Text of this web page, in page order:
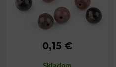
Priemer:
8 mm
0,15 €
Skladom